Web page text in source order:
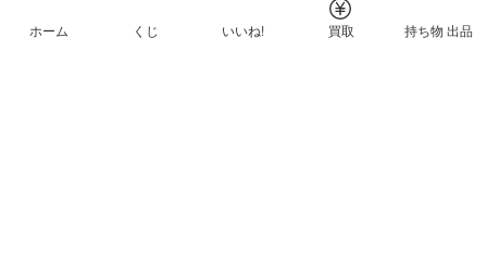
ホーム くじ いいね! 買取 持ち物 出品